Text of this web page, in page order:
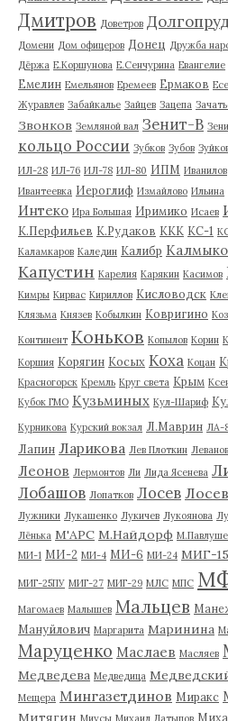
Дмитров Доветров
Домени Дом офицеров Донец Дружба
Дёржа Е.Коршунова Е.Сенчурина Евангелие
Емелин Емельянов Еремеев Ермаков
Журавлев Забайкалье Зайцев Зацепа
Звонков Земляной вал Зенит-В
кольцо России Зубков Зубов
ИЛ-28 ИЛ-76 ИЛ-78 ИЛ-80 ИПМ Иванилов
Ивантеевка Иероглиф Измайлово Ильина
Интеко Ира Большая Иримико Исаев
К.Перфильев К.Рудаков ККК КС-1
Каламкаров Каледин Калибр
Капустин Карелия Карякин Касимов
Кимры Кирвас Кириллов Кисловодск
Клязьма Князев Кобылкин Ковригино
Континент Коньков Копылов Корин
Коршия Корягин Косых Коха Коцан
Красногорск Кремль Круг света Крым
Кубок ГМО Кузьминых Кул-Шариф
Курникова Курский вокзал Л.Маврин ЛА-
Лапин Ларикова Лев Плоткин Леванов
Леонов Лермонтов Ли Лида Ясенева
Лобашов Лопатков Лосев
Лужники Лукашенко Лукичев Лукоянова
Лёнька М'АРС М.Найдорф
МИ-1 МИ-2 МИ-4 МИ-6 МИ-24 МИГ-15
МИГ-25ПУ МИГ-27 МИГ-29 МЛС МПС
Магомаев Малышев Мальцев
Мануйлович Маргарита Маринина
Маруценко Маслаев Масляев
Медведева Медведица
Мещера Мингазетдинов Миракс
Митягин Миусы Михаил Латыпов